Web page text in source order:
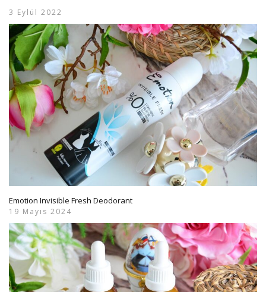
3 Eylül 2022
Emotion Invisible Fresh Deodorant
19 Mayıs 2024